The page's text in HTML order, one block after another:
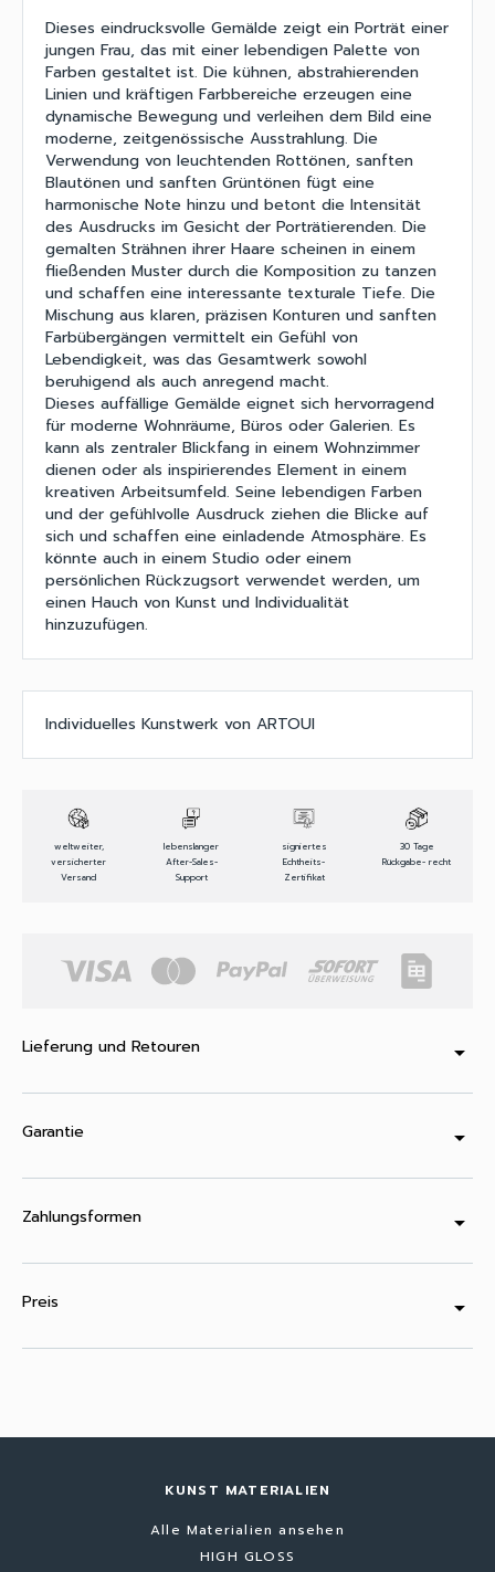
Dieses eindrucksvolle Gemälde zeigt ein Porträt einer
jungen Frau, das mit einer lebendigen Palette von
Farben gestaltet ist. Die kühnen, abstrahierenden
Linien und kräftigen Farbbereiche erzeugen eine
dynamische Bewegung und verleihen dem Bild eine
moderne, zeitgenössische Ausstrahlung. Die
Verwendung von leuchtenden Rottönen, sanften
Blautönen und sanften Grüntönen fügt eine
harmonische Note hinzu und betont die Intensität
des Ausdrucks im Gesicht der Porträtierenden. Die
gemalten Strähnen ihrer Haare scheinen in einem
fließenden Muster durch die Komposition zu tanzen
und schaffen eine interessante texturale Tiefe. Die
Mischung aus klaren, präzisen Konturen und sanften
Farbübergängen vermittelt ein Gefühl von
Lebendigkeit, was das Gesamtwerk sowohl
beruhigend als auch anregend macht.
Dieses auffällige Gemälde eignet sich hervorragend
für moderne Wohnräume, Büros oder Galerien. Es
kann als zentraler Blickfang in einem Wohnzimmer
dienen oder als inspirierendes Element in einem
kreativen Arbeitsumfeld. Seine lebendigen Farben
und der gefühlvolle Ausdruck ziehen die Blicke auf
sich und schaffen eine einladende Atmosphäre. Es
könnte auch in einem Studio oder einem
persönlichen Rückzugsort verwendet werden, um
einen Hauch von Kunst und Individualität
hinzuzufügen.
Individuelles Kunstwerk von ARTOUI
weltweiter,
versicherter
Versand
lebenslanger
After-Sales-
Support
signiertes
Echtheits-
Zertifikat
30 Tage
Rückgabe- recht
Lieferung und Retouren arrow_drop_down
Garantie arrow_drop_down
Zahlungsformen arrow_drop_down
Preis arrow_drop_down
KUNST MATERIALIEN
Alle Materialien ansehen
HIGH GLOSS